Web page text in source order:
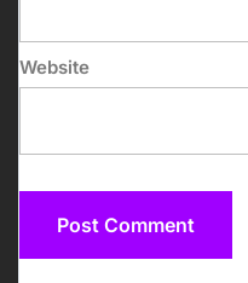
Website